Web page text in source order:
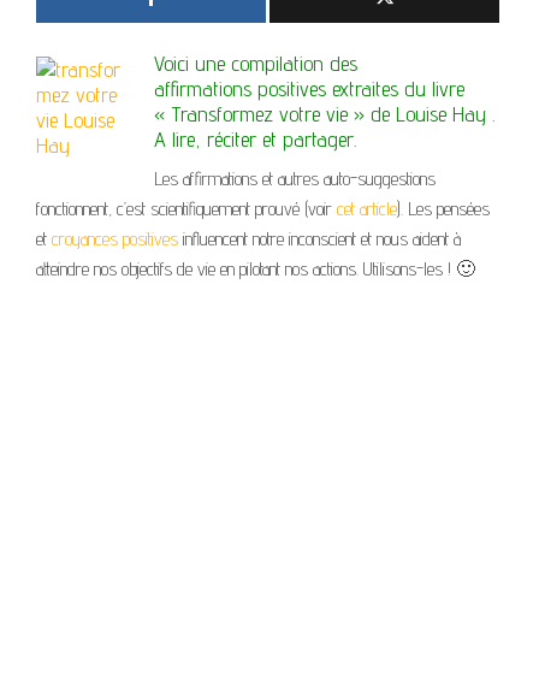
Voici une compilation des
affirmations positives extraites du livre
«Transformez votre vie » de Louise Hay .
A lire, réciter et partager.
Les affirmations et autres auto-suggestions
fonctionnent, c’est scientifiquement prouvé (voir cet article). Les pensées
et croyances positives influencent notre inconscient et nous aident à
atteindre nos objectifs de vie en pilotant nos actions. Utilisons-les ! 🙂